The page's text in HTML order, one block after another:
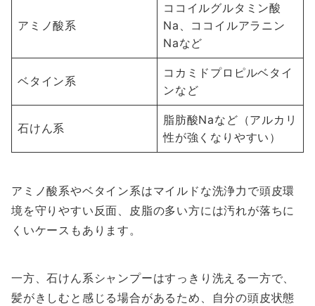
アミノ酸系
ココイルグルタミン酸
Na、ココイルアラニン
Naなど
ベタイン系
コカミドプロピルベタイ
ンなど
石けん系
脂肪酸Naなど（アルカリ
性が強くなりやすい）
アミノ酸系やベタイン系はマイルドな洗浄力で頭皮環
境を守りやすい反面、皮脂の多い方には汚れが落ちに
くいケースもあります。
一方、石けん系シャンプーはすっきり洗える一方で、
髪がきしむと感じる場合があるため、自分の頭皮状態